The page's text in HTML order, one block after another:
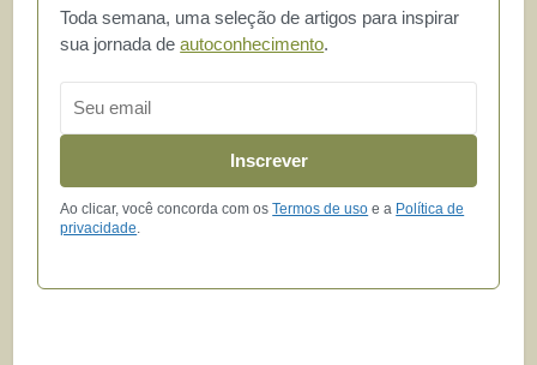
Toda semana, uma seleção de artigos para inspirar
sua jornada deautoconhecimento.
Inscrever
Ao clicar, você concorda com osTermos de uso e a Política de
privacidade.